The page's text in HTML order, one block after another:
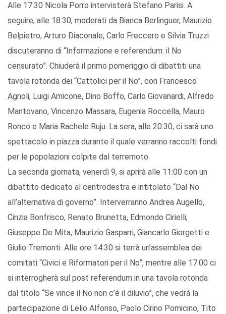
Alle 17:30 Nicola Porro intervisterà Stefano Parisi. A
seguire, alle 18:30, moderati da Bianca Berlinguer, Maurizio
Belpietro, Arturo Diaconale, Carlo Freccero e Silvia Truzzi
discuteranno di “Informazione e referendum: il No
censurato”. Chiuderà il primo pomeriggio di dibattiti una
tavola rotonda dei “Cattolici per il No”, con Francesco
Agnoli, Luigi Amicone, Dino Boffo, Carlo Giovanardi, Alfredo
Mantovano, Vincenzo Massara, Eugenia Roccella, Mauro
Ronco e Maria Rachele Ruju. La sera, alle 20:30, ci sarà uno
spettacolo in piazza durante il quale verranno raccolti fondi
per le popolazioni colpite dal terremoto.
La seconda giornata, venerdì 9, si aprirà alle 11:00 con un
dibattito dedicato al centrodestra e intitolato “Dal No
all’alternativa di governo”. Interverranno Andrea Augello,
Cinzia Bonfrisco, Renato Brunetta, Edmondo Cirielli,
Giuseppe De Mita, Maurizio Gasparri, Giancarlo Giorgetti e
Giulio Tremonti. Alle ore 14:30 si terrà un’assemblea dei
comitati “Civici e Riformatori per il No”, mentre alle 17:00 ci
si interrogherà sul post referendum in una tavola rotonda
dal titolo “Se vince il No non c’è il diluvio”, che vedrà la
partecipazione di Lelio Alfonso, Paolo Cirino Pomicino, Tito